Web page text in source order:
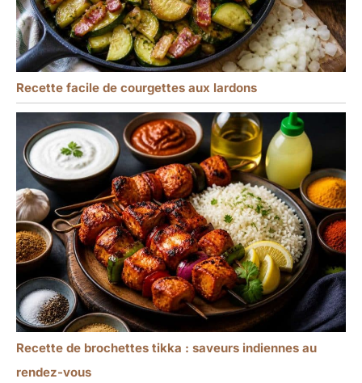
Recette facile de courgettes aux lardons
Recette de brochettes tikka : saveurs indiennes au
rendez-vous